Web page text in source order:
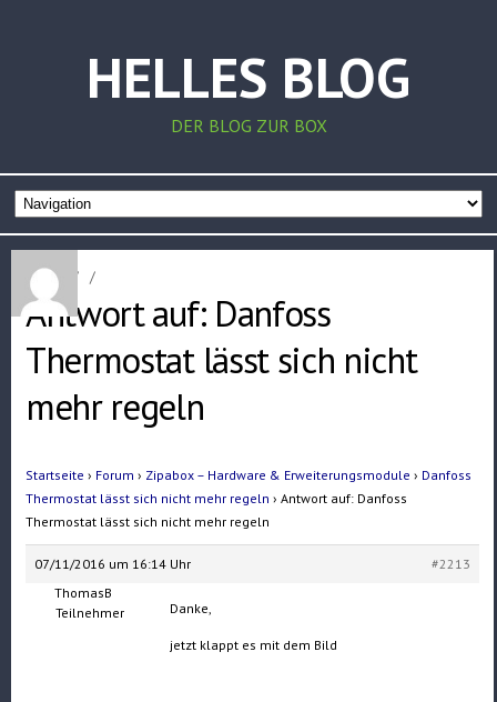
HELLES BLOG
DER BLOG ZUR BOX
Home / /
Antwort auf: Danfoss
Thermostat lässt sich nicht
mehr regeln
Startseite › Forum › Zipabox – Hardware & Erweiterungsmodule › Danfoss
Thermostat lässt sich nicht mehr regeln › Antwort auf: Danfoss
Thermostat lässt sich nicht mehr regeln
07/11/2016 um 16:14 Uhr
#2213
ThomasB
Teilnehmer
Danke,
jetzt klappt es mit dem Bild